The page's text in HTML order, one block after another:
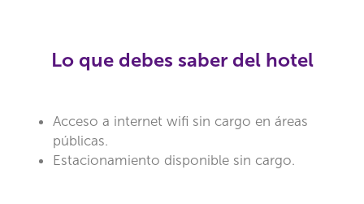
Lo que debes saber del hotel
Acceso a internet wifi sin cargo en áreas
públicas.
Estacionamiento disponible sin cargo.